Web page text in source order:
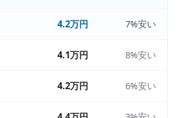
4.2万円 7%安い
4.1万円 8%安い
4.2万円 6%安い